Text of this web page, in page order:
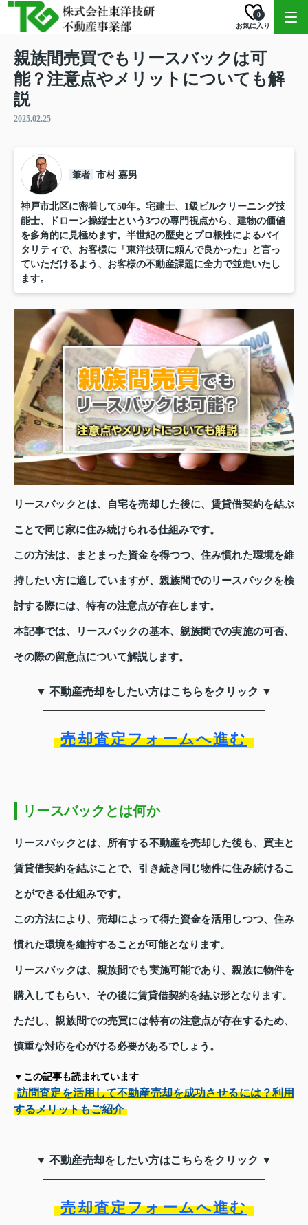
お気に入り
0
親族間売買でもリースバックは可
能？注意点やメリットについても解
説
2025.02.25
筆者 市村 嘉男
神戸市北区に密着して50年。宅建士、1級ビルクリーニング技
能士、ドローン操縦士という3つの専門視点から、建物の価値
を多角的に見極めます。半世紀の歴史とプロ根性によるバイ
タリティで、お客様に「東洋技研に頼んで良かった」と言っ
ていただけるよう、お客様の不動産課題に全力で並走いたし
ます。
リースバックとは、自宅を売却した後に、賃貸借契約を結ぶ
ことで同じ家に住み続けられる仕組みです。
この方法は、まとまった資金を得つつ、住み慣れた環境を維
持したい方に適していますが、親族間でのリースバックを検
討する際には、特有の注意点が存在します。
本記事では、リースバックの基本、親族間での実施の可否、
その際の留意点について解説します。
▼ 不動産売却をしたい方はこちらをクリック ▼
売却査定フォームへ進む
リースバックとは何か
リースバックとは、所有する不動産を売却した後も、買主と
賃貸借契約を結ぶことで、引き続き同じ物件に住み続けるこ
とができる仕組みです。
この方法により、売却によって得た資金を活用しつつ、住み
慣れた環境を維持することが可能となります。
リースバックは、親族間でも実施可能であり、親族に物件を
購入してもらい、その後に賃貸借契約を結ぶ形となります。
ただし、親族間での売買には特有の注意点が存在するため、
慎重な対応を心がける必要があるでしょう。
▼この記事も読まれています
訪問査定を活用して不動産売却を成功させるには？利用
するメリットもご紹介
▼ 不動産売却をしたい方はこちらをクリック ▼
売却査定フォームへ進む